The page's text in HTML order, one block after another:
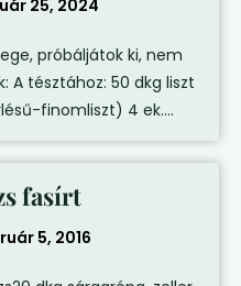
25, 2024
próbáljátok ki, nem
A tésztához: 50 dkg liszt
finomliszt) 4 ek....
fasírt
5, 2016